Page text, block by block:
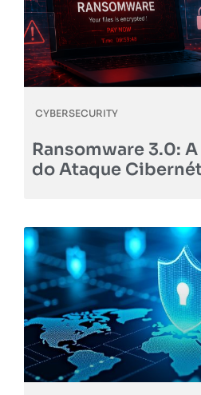
CYBERSECURITY
Ransomware 3.0:
do Ataque